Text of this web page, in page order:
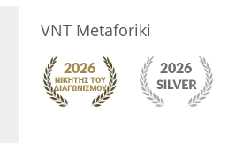
VNT Metaforiki